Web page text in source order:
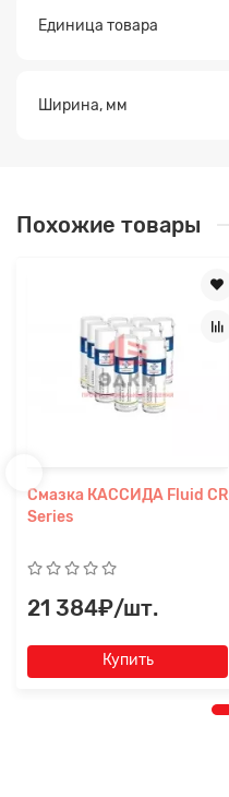
Единица товара
Ширина, мм
Похожие товары
Смазка КАССИДА Fluid CR
Series
21 384₽/шт.
Купить